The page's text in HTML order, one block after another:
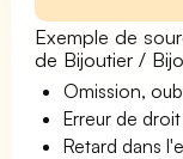
Exemple de
de Bijoutier /
Omission,
Erreur de
Retard dans